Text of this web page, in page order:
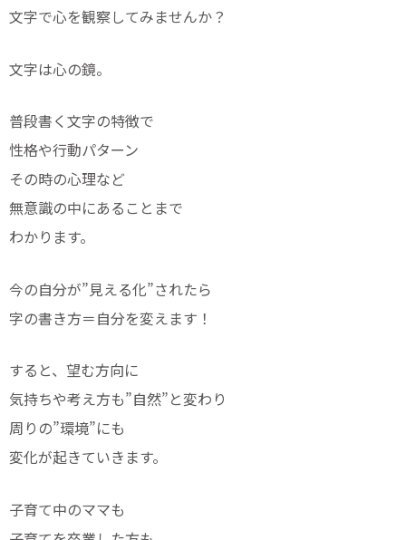
文字で心を観察してみませんか？
文字は心の鏡。
普段書く文字の特徴で
性格や行動パターン
その時の心理など
無意識の中にあることまで
わかります。
今の自分が”見える化”されたら
字の書き方＝自分を変えます！
すると、望む方向に
気持ちや考え方も”自然”と変わり
周りの”環境”にも
変化が起きていきます。
子育て中のママも